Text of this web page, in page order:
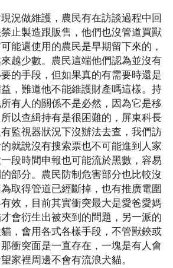
況做維護，農民有在訪談過程中回
止製造跟販售，他們也沒管道買獸
能還使用的農民是早期留下來的，
越少數。農民這端他們認為並沒有
的手段，但如果真的有需要時還是
，難道他不能維護財產嗎這樣。持
有人的關係不是必然，因為它是移
以查緝持有是很困難的，屏東科長
監視器狀況下沒辦法去查，我們訪
就說沒有搜索票也不可能進到人家
段時間申報也可能流於黑數，容易
部分。農民防制危害部分也比較沒
取得管道已經斷掉，也有推廣電圍
效，目前其實衝突最大是愛爸愛媽
會衍生出被夾到的問題，另一派的
，會用各式各樣手段，不管獸鋏或
衝突面是一直存在，一塊是有人會
家裡周邊不會有流浪犬貓。